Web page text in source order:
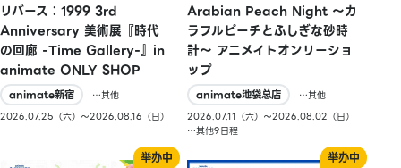
リバース：1999 3rd
Anniversary 美術展『時代
の回廊 -Time Gallery-』in
animate ONLY SHOP
animate新宿
…其他
2026.07.25（六）〜2026.08.16（日）
Arabian Peach Night 〜カ
ラフルピーチとふしぎな砂時
計〜 アニメイトオンリーショ
ップ
animate池袋总店
…其他
2026.07.11（六）〜2026.08.02（日）
…其他9日程